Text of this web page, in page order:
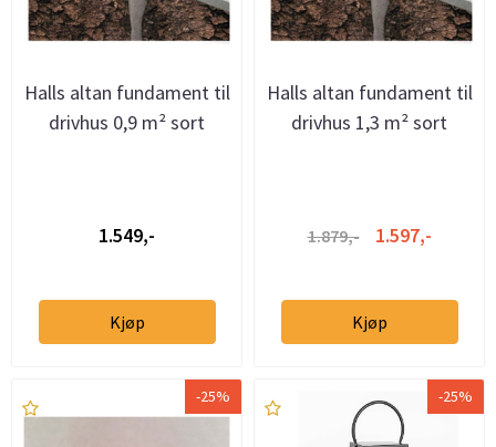
Halls altan fundament til
drivhus 0,9 m² sort
1.549,-
Kjøp
Halls altan fundament til
drivhus 1,3 m² sort
1.879,- 1.597,-
Kjøp
-25% -25%